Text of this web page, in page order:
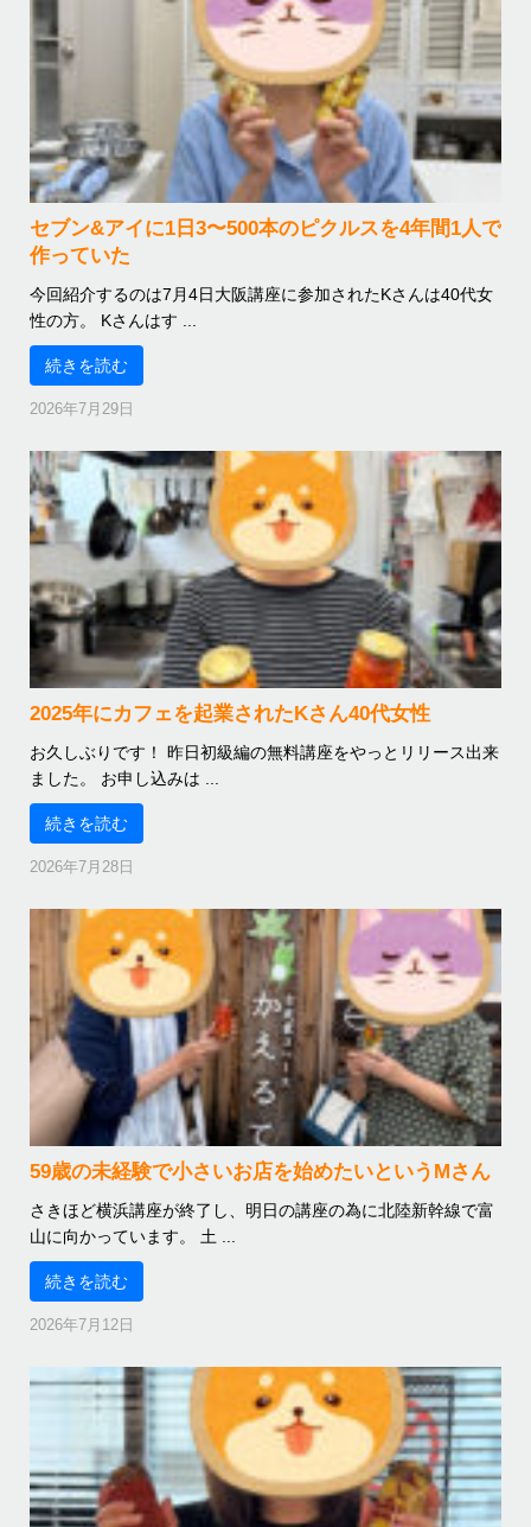
セブン&アイに1日3〜500本のピクルスを4年間1人で
作っていた
今回紹介するのは7月4日大阪講座に参加されたKさんは40代女
性の方。 Kさんはす ...
続きを読む
2026年7月29日
2025年にカフェを起業されたKさん40代女性
お久しぶりです！ 昨日初級編の無料講座をやっとリリース出来
ました。 お申し込みは ...
続きを読む
2026年7月28日
59歳の未経験で小さいお店を始めたいというMさん
さきほど横浜講座が終了し、明日の講座の為に北陸新幹線で富
山に向かっています。 土 ...
続きを読む
2026年7月12日